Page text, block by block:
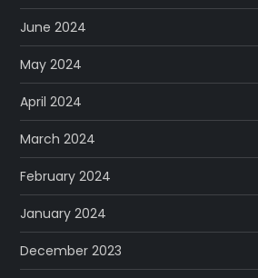
June 2024
May 2024
April 2024
March 2024
February 2024
January 2024
December 2023